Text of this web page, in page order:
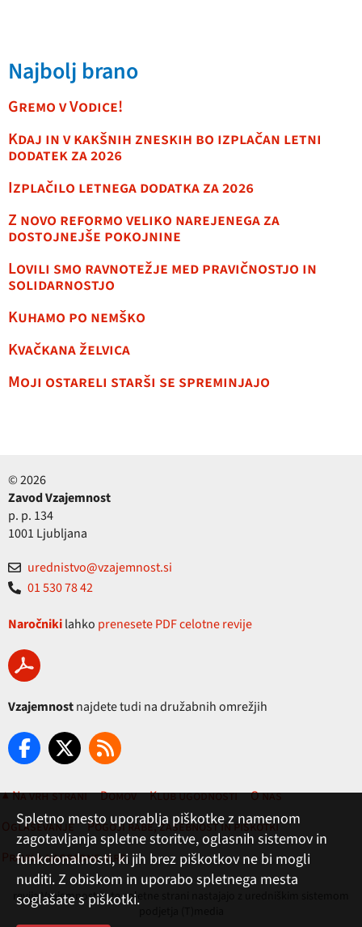
Najbolj brano
Gremo v Vodice!
Kdaj in v kakšnih zneskih bo izplačan letni
dodatek za 2026
Izplačilo letnega dodatka za 2026
Z novo reformo veliko narejenega za
dostojnejše pokojnine
Lovili smo ravnotežje med pravičnostjo in
solidarnostjo
Kuhamo po nemško
Kvačkana želvica
Moji ostareli starši se spreminjajo
© 2026
Zavod Vzajemnost
p. p. 134
1001 Ljubljana
urednistvo@vzajemnost.si
01 530 78 42
Naročnikilahko prenesete PDF celotne revije
Vzajemnostnajdete tudi na družabnih omrežjih
▲ Na vrh strani Domov Klub ugodnosti
O nas
Oglaševanje
Pogoji rabe, zasebnost in piškotki
Pravila nagradne igre
revija Vzajemnost in te spletne strani nastajajo z uredniškim sistemom
Spletno mesto uporablja piškotke z namenom
zagotavljanja spletne storitve, oglasnih sistemov in
funkcionalnosti, ki jih brez piškotkov ne bi mogli
nuditi. Z obiskom in uporabo spletnega mesta
soglašate s piškotki.